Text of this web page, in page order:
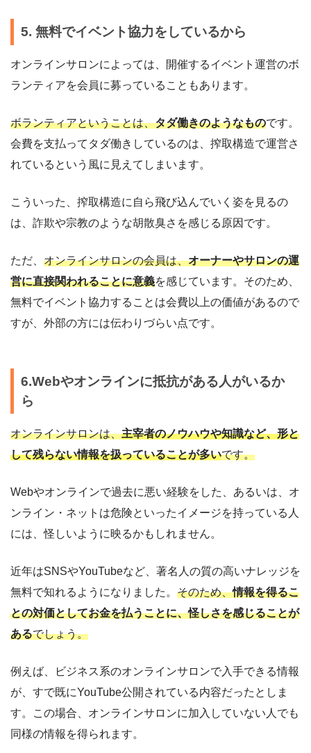
5. 無料でイベント協力をしているから
オンラインサロンによっては、開催するイベント運営のボ
ランティアを会員に募っていることもあります。
ボランティアということは、タダ働きのようなものです。
会費を支払ってタダ働きしているのは、搾取構造で運営さ
れているという風に見えてしまいます。
こういった、搾取構造に自ら飛び込んでいく姿を見るの
は、詐欺や宗教のような胡散臭さを感じる原因です。
ただ、 オンラインサロンの会員は、オーナーやサロンの運
営に直接関われることに意義を感じています。そのため、
無料でイベント協力することは会費以上の価値があるので
すが、外部の方には伝わりづらい点です。
6.Webやオンラインに抵抗がある人がいるか
ら
オンラインサロンは、主宰者のノウハウや知識など、形と
して残らない情報を扱っていることが多いです。
Webやオンラインで過去に悪い経験をした、あるいは、オ
ンライン・ネットは危険といったイメージを持っている人
には、怪しいように映るかもしれません。
近年はSNSやYouTubeなど、著名人の質の高いナレッジを
無料で知れるようになりました。 そのため、情報を得るこ
との対価としてお金を払うことに、怪しさを感じることが
あるでしょう。
例えば、ビジネス系のオンラインサロンで入手できる情報
が、すで既にYouTube公開されている内容だったとしま
す。この場合、オンラインサロンに加入していない人でも
同様の情報を得られます。